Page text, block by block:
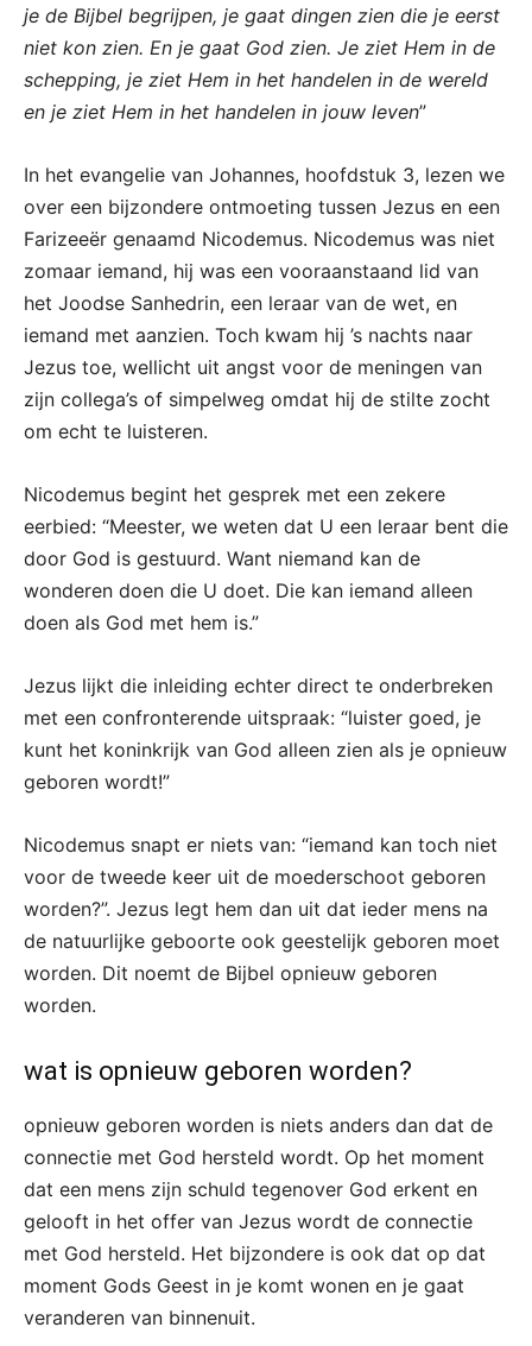
je de Bijbel begrijpen, je gaat dingen zien die je eerst
niet kon zien. En je gaat God zien. Je ziet Hem in de
schepping, je ziet Hem in het handelen in de wereld
en je ziet Hem in het handelen in jouw leven”
In het evangelie van Johannes, hoofdstuk 3, lezen we
over een bijzondere ontmoeting tussen Jezus en een
Farizeeër genaamd Nicodemus. Nicodemus was niet
zomaar iemand, hij was een vooraanstaand lid van
het Joodse Sanhedrin, een leraar van de wet, en
iemand met aanzien. Toch kwam hij ’s nachts naar
Jezus toe, wellicht uit angst voor de meningen van
zijn collega’s of simpelweg omdat hij de stilte zocht
om echt te luisteren.
Nicodemus begint het gesprek met een zekere
eerbied: “Meester, we weten dat U een leraar bent die
door God is gestuurd. Want niemand kan de
wonderen doen die U doet. Die kan iemand alleen
doen als God met hem is.”
Jezus lijkt die inleiding echter direct te onderbreken
met een confronterende uitspraak: “luister goed, je
kunt het koninkrijk van God alleen zien als je opnieuw
geboren wordt!”
Nicodemus snapt er niets van: “iemand kan toch niet
voor de tweede keer uit de moederschoot geboren
worden?”. Jezus legt hem dan uit dat ieder mens na
de natuurlijke geboorte ook geestelijk geboren moet
worden. Dit noemt de Bijbel opnieuw geboren
worden.
wat is opnieuw geboren worden?
opnieuw geboren worden is niets anders dan dat de
connectie met God hersteld wordt. Op het moment
dat een mens zijn schuld tegenover God erkent en
gelooft in het offer van Jezus wordt de connectie
met God hersteld. Het bijzondere is ook dat op dat
moment Gods Geest in je komt wonen en je gaat
veranderen van binnenuit.